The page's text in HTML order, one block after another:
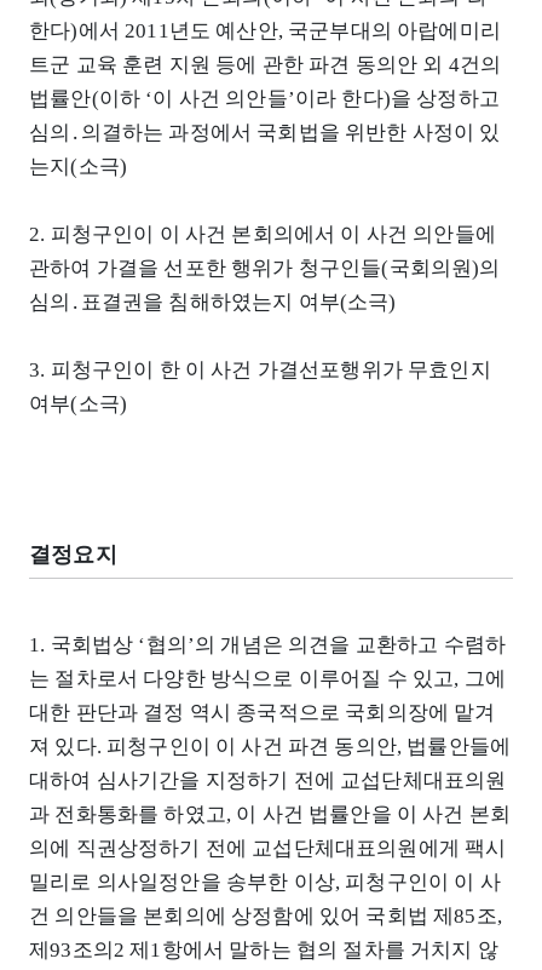
한다)에서 2011년도 예산안, 국군부대의 아랍에미리
트군 교육 훈련 지원 등에 관한 파견 동의안 외 4건의
법률안(이하 ‘이 사건 의안들’이라 한다)을 상정하고
심의․의결하는 과정에서 국회법을 위반한 사정이 있
는지(소극)
2. 피청구인이 이 사건 본회의에서 이 사건 의안들에
관하여 가결을 선포한 행위가 청구인들(국회의원)의
심의․표결권을 침해하였는지 여부(소극)
3. 피청구인이 한 이 사건 가결선포행위가 무효인지
여부(소극)
결정요지
1. 국회법상 ‘협의’의 개념은 의견을 교환하고 수렴하
는 절차로서 다양한 방식으로 이루어질 수 있고, 그에
대한 판단과 결정 역시 종국적으로 국회의장에 맡겨
져 있다. 피청구인이 이 사건 파견 동의안, 법률안들에
대하여 심사기간을 지정하기 전에 교섭단체대표의원
과 전화통화를 하였고, 이 사건 법률안을 이 사건 본회
의에 직권상정하기 전에 교섭단체대표의원에게 팩시
밀리로 의사일정안을 송부한 이상, 피청구인이 이 사
건 의안들을 본회의에 상정함에 있어 국회법 제85조,
제93조의2 제1항에서 말하는 협의 절차를 거치지 않